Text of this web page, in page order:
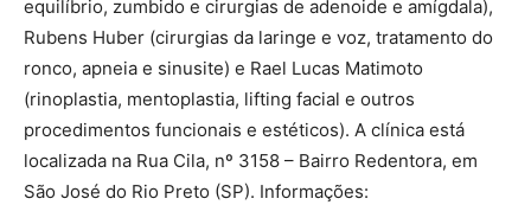
equilíbrio, zumbido e cirurgias de adenoide e amígdala),
Rubens Huber (cirurgias da laringe e voz, tratamento do
ronco, apneia e sinusite) e Rael Lucas Matimoto
(rinoplastia, mentoplastia, lifting facial e outros
procedimentos funcionais e estéticos). A clínica está
localizada na Rua Cila, nº 3158 – Bairro Redentora, em
São José do Rio Preto (SP). Informações: